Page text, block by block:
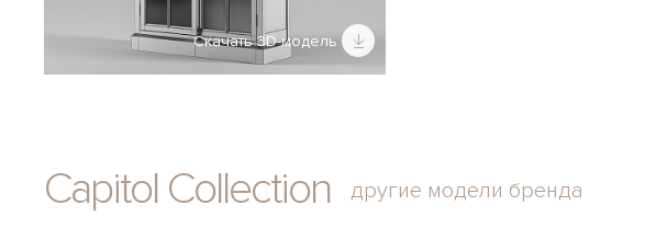
Скачать 3D-модель
Capitol Collection другие модели бренда